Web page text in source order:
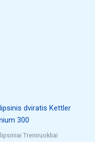
Treniruokliai